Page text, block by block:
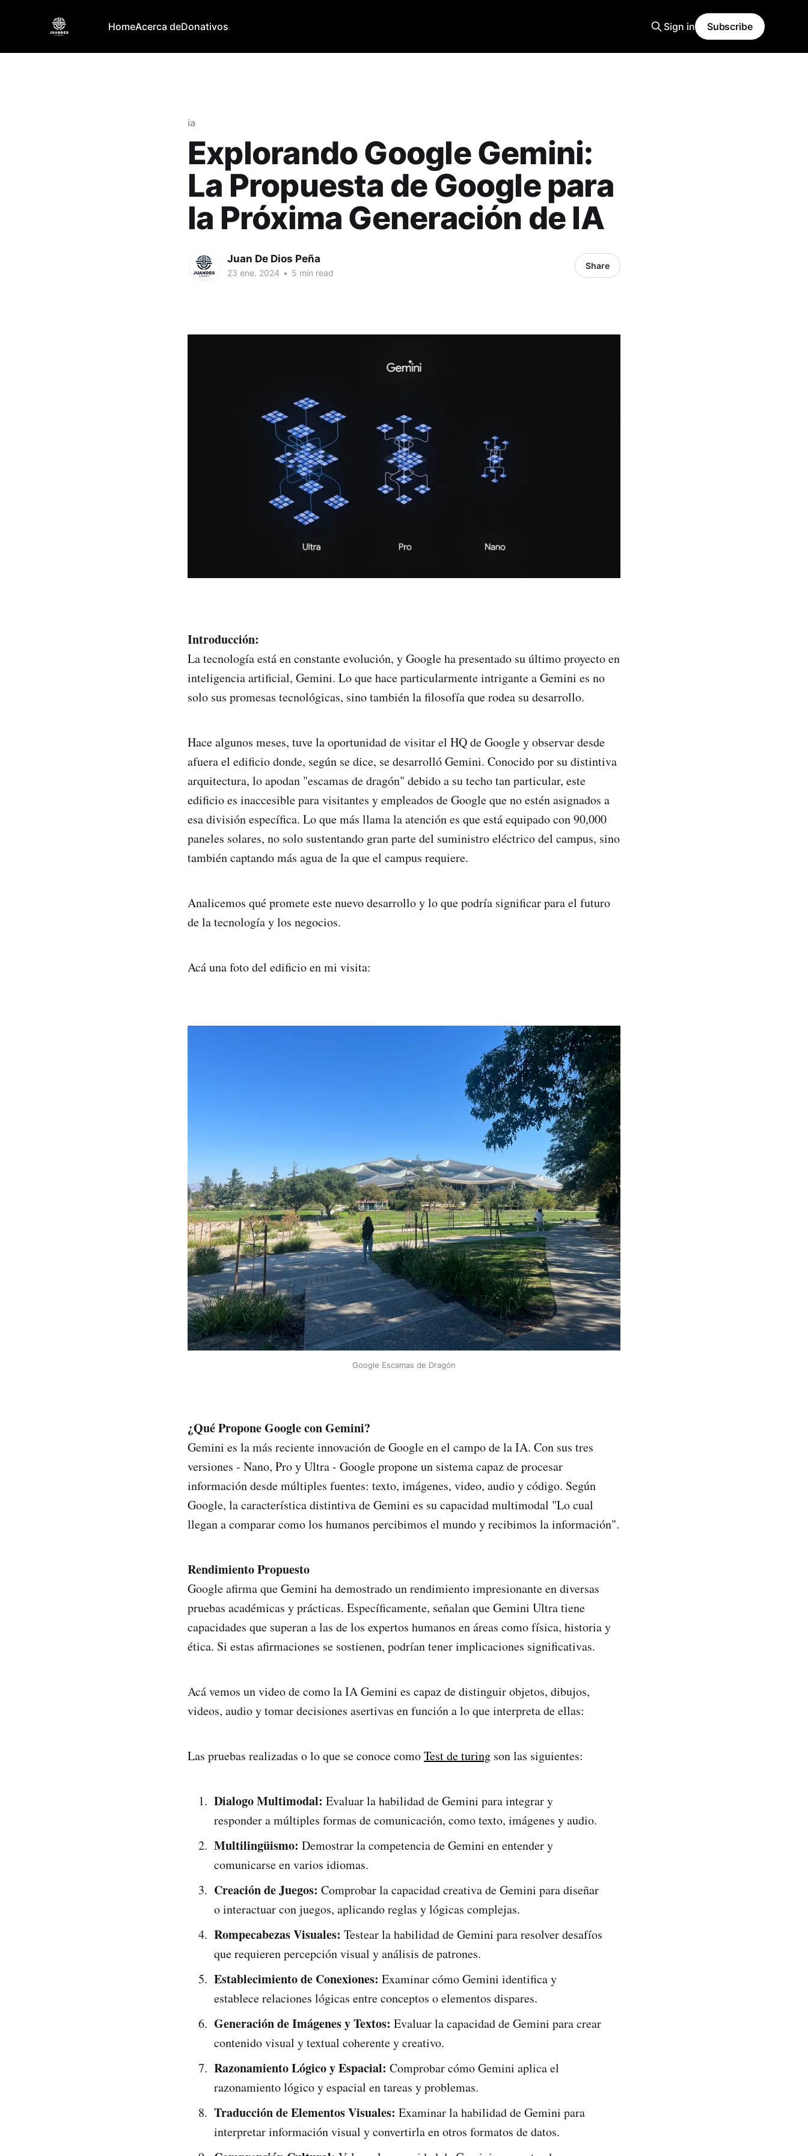
HomeAcerca deDonativos Sign in Subscribe
ia
Explorando Google Gemini:
La Propuesta de Google para
la Próxima Generación de IA
Juan De Dios Peña
23 ene. 2024 • 5 min read
Share
Introducción:
La tecnología está en constante evolución, y Google ha presentado su último proyecto en
inteligencia artificial, Gemini. Lo que hace particularmente intrigante a Gemini es no
solo sus promesas tecnológicas, sino también la filosofía que rodea su desarrollo.
Hace algunos meses, tuve la oportunidad de visitar el HQ de Google y observar desde
afuera el edificio donde, según se dice, se desarrolló Gemini. Conocido por su distintiva
arquitectura, lo apodan "escamas de dragón" debido a su techo tan particular, este
edificio es inaccesible para visitantes y empleados de Google que no estén asignados a
esa división específica. Lo que más llama la atención es que está equipado con 90,000
paneles solares, no solo sustentando gran parte del suministro eléctrico del campus, sino
también captando más agua de la que el campus requiere.
Analicemos qué promete este nuevo desarrollo y lo que podría significar para el futuro
de la tecnología y los negocios.
Acá una foto del edificio en mi visita:
Google Escamas de Dragón
¿Qué Propone Google con Gemini?
Gemini es la más reciente innovación de Google en el campo de la IA. Con sus tres
versiones - Nano, Pro y Ultra - Google propone un sistema capaz de procesar
información desde múltiples fuentes: texto, imágenes, video, audio y código. Según
Google, la característica distintiva de Gemini es su capacidad multimodal "Lo cual
llegan a comparar como los humanos percibimos el mundo y recibimos la información".
Rendimiento Propuesto
Google afirma que Gemini ha demostrado un rendimiento impresionante en diversas
pruebas académicas y prácticas. Específicamente, señalan que Gemini Ultra tiene
capacidades que superan a las de los expertos humanos en áreas como física, historia y
ética. Si estas afirmaciones se sostienen, podrían tener implicaciones significativas.
Acá vemos un video de como la IA Gemini es capaz de distinguir objetos, dibujos,
videos, audio y tomar decisiones asertivas en función a lo que interpreta de ellas:
Las pruebas realizadas o lo que se conoce comoTest de turing son las siguientes:
Dialogo Multimodal: Evaluar la habilidad de Gemini para integrar y
responder a múltiples formas de comunicación, como texto, imágenes y audio.
Multilingüismo: Demostrar la competencia de Gemini en entender y
comunicarse en varios idiomas.
Creación de Juegos: Comprobar la capacidad creativa de Gemini para diseñar
o interactuar con juegos, aplicando reglas y lógicas complejas.
Rompecabezas Visuales: Testear la habilidad de Gemini para resolver desafíos
que requieren percepción visual y análisis de patrones.
Establecimiento de Conexiones: Examinar cómo Gemini identifica y
establece relaciones lógicas entre conceptos o elementos dispares.
Generación de Imágenes y Textos: Evaluar la capacidad de Gemini para crear
contenido visual y textual coherente y creativo.
Razonamiento Lógico y Espacial: Comprobar cómo Gemini aplica el
razonamiento lógico y espacial en tareas y problemas.
Traducción de Elementos Visuales: Examinar la habilidad de Gemini para
interpretar información visual y convertirla en otros formatos de datos.